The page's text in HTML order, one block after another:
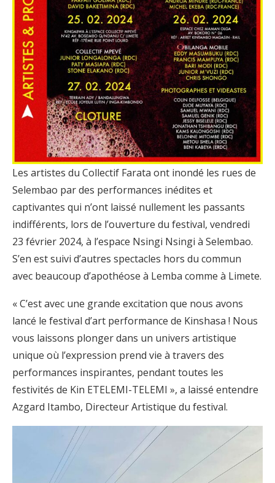
Les artistes du Collectif Farata ont inondé les rues de
Selembao par des performances inédites et
captivantes qui n’ont laissé nullement les passants
indifférents, lors de l’ouverture du festival, vendredi
23 février 2024, à l’espace Nsingi Nsingi à Selembao.
S’en est suivi d’autres spectacles hors du commun
avec beaucoup d’apothéose à Lemba comme à Limete.
« C’est avec une grande excitation que nous avons
lancé le festival d’art performance de Kinshasa ! Nous
vous laissons plonger dans un univers artistique
unique où l’expression prend vie à travers des
performances inspirantes, pendant toutes les
festivités de Kin ETELEMI-TELEMI », a laissé entendre
Azgard Itambo, Directeur Artistique du festival.